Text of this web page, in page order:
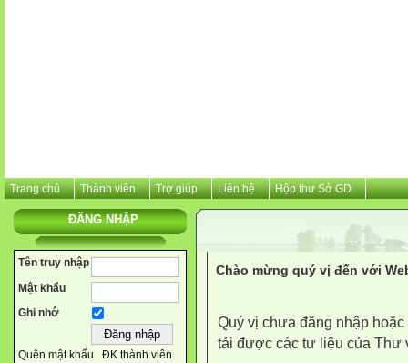
Trang chủ Thành viên Trợ giúp Liên hệ Hộp thư Sở GD
ĐĂNG NHẬP
Tên truy nhập
Mật khẩu
Ghi nhớ
Quên mật khẩu ĐK thành viên
Chào mừng quý vị đến với
Quý vị chưa đăng nhập
tải được các tư liệu của Thư